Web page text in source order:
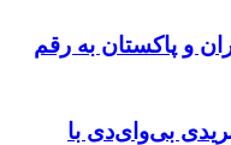
و پاکستان به رقم
بی‌وای‌دی با